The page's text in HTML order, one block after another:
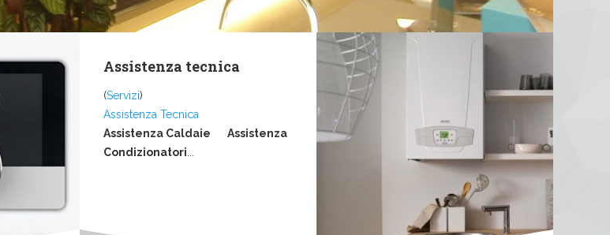
Assistenza tecnica
(Servizi)
Assistenza Tecnica
Assistenza Caldaie
Assistenza
Condizionatori...